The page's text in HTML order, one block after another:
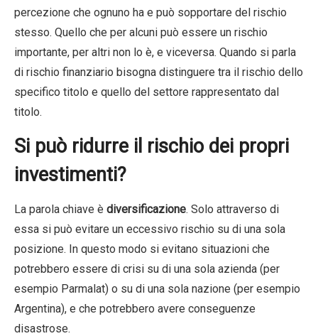
percezione che ognuno ha e può sopportare del rischio
stesso. Quello che per alcuni può essere un rischio
importante, per altri non lo è, e viceversa. Quando si parla
di rischio finanziario bisogna distinguere tra il rischio dello
specifico titolo e quello del settore rappresentato dal
titolo.
Si può ridurre il rischio dei propri
investimenti?
La parola chiave è diversificazione. Solo attraverso di
essa si può evitare un eccessivo rischio su di una sola
posizione. In questo modo si evitano situazioni che
potrebbero essere di crisi su di una sola azienda (per
esempio Parmalat) o su di una sola nazione (per esempio
Argentina), e che potrebbero avere conseguenze
disastrose.